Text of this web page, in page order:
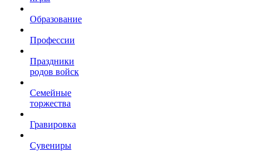
Образование
Профессии
Праздники
родов войск
Семейные
торжества
Гравировка
Сувениры